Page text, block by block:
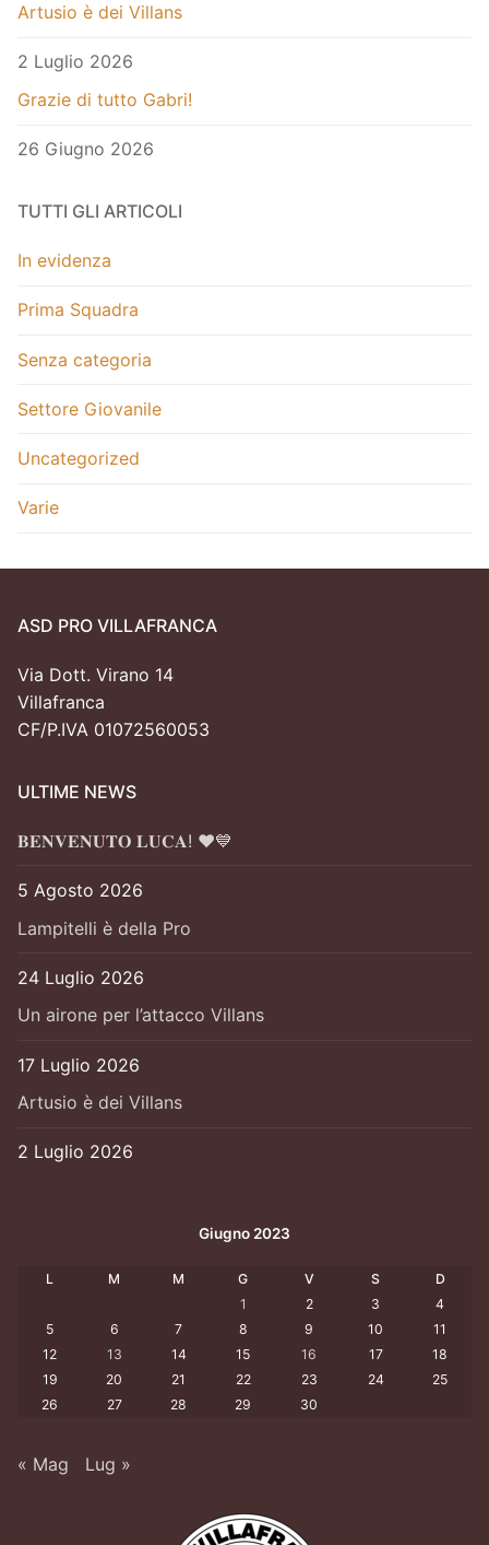
Artusio è dei Villans
2 Luglio 2026
Grazie di tutto Gabri!
26 Giugno 2026
TUTTI GLI ARTICOLI
In evidenza
Prima Squadra
Senza categoria
Settore Giovanile
Uncategorized
Varie
ASD PRO VILLAFRANCA
Via Dott. Virano 14
Villafranca
CF/P.IVA 01072560053
ULTIME NEWS
𝐁𝐄𝐍𝐕𝐄𝐍𝐔𝐓𝐎 𝐋𝐔𝐂𝐀! ❤️💙
5 Agosto 2026
Lampitelli è della Pro
24 Luglio 2026
Un airone per l’attacco Villans
17 Luglio 2026
Artusio è dei Villans
2 Luglio 2026
Giugno 2023
L M M G V S
D
1
2 3
4
5
6 7 8 9 10
11
12
13 14 15 16 17
18
19
20 21 22 23 24
25
26
27 28 29 30
« Mag Lug »